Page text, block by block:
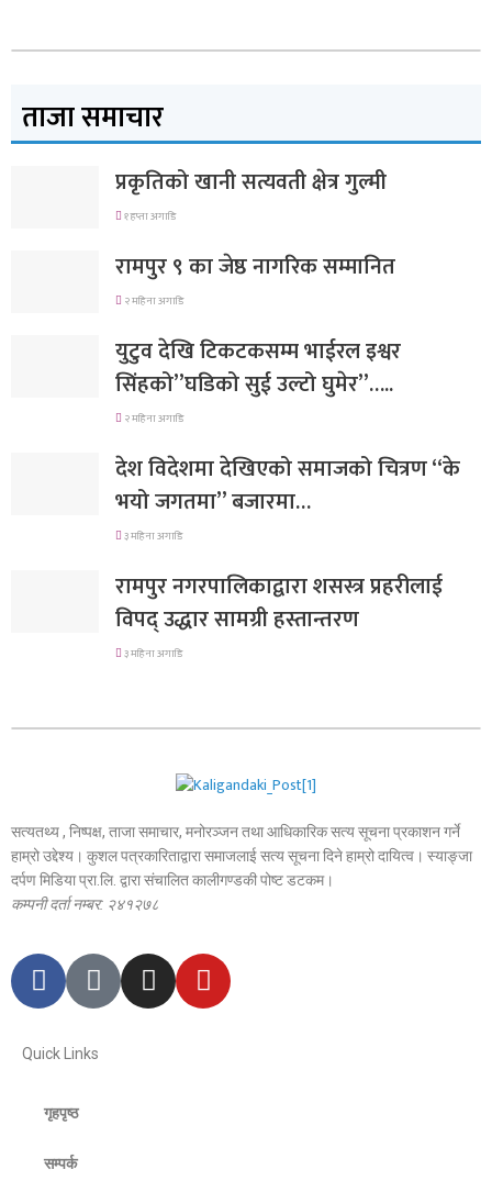
ताजा समाचार
प्रकृतिको खानी सत्यवती क्षेत्र गुल्मी
१ हप्ता अगाडि
रामपुर ९ का जेष्ठ नागरिक सम्मानित
२ महिना अगाडि
युटुव देखि टिकटकसम्म भाईरल इश्वर
सिंहको”घडिको सुई उल्टो घुमेर”…..
२ महिना अगाडि
देश विदेशमा देखिएको समाजको चित्रण “के
भयो जगतमा” बजारमा…
३ महिना अगाडि
रामपुर नगरपालिकाद्वारा शसस्त्र प्रहरीलाई
विपद् उद्धार सामग्री हस्तान्तरण
३ महिना अगाडि
सत्यतथ्य , निष्पक्ष, ताजा समाचार, मनोरञ्जन तथा आधिकारिक सत्य सूचना प्रकाशन गर्ने
हाम्रो उद्देश्य। कुशल पत्रकारिताद्वारा समाजलाई सत्य सूचना दिने हाम्रो दायित्व। स्याङ्जा
दर्पण मिडिया प्रा.लि. द्वारा संचालित कालीगण्डकी पोष्ट डटकम।
कम्पनी दर्ता नम्बर: २४१२७८
Quick Links
गृहपृष्ठ
सम्पर्क